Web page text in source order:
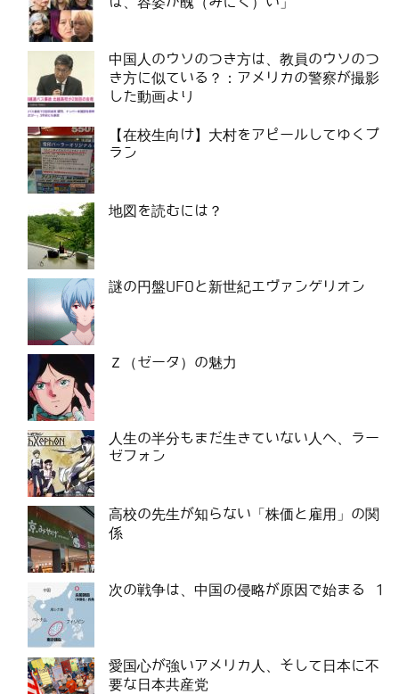
中国人のウソのつき方は、教員のウソのつ
き方に似ている？：アメリカの警察が撮影
した動画より
【在校生向け】大村をアピールしてゆくプ
ラン
地図を読むには？
謎の円盤UFOと新世紀エヴァンゲリオン
Ｚ（ゼータ）の魅力
人生の半分もまだ生きていない人へ、ラー
ゼフォン
高校の先生が知らない「株価と雇用」の関
係
次の戦争は、中国の侵略が原因で始まる 1
愛国心が強いアメリカ人、そして日本に不
要な日本共産党